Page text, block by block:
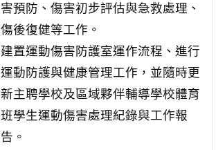
害預防、傷害初步評估與急救處理、
傷後復健等工作。
建置運動傷害防護室運作流程、進行
運動防護與健康管理工作，並隨時更
新主聘學校及區域夥伴輔導學校體育
班學生運動傷害處理紀錄與工作報
告。